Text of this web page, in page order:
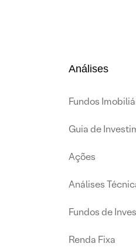
Análises
Fundos
Guia de
Ações
Análises
Fundos de
Renda Fixa